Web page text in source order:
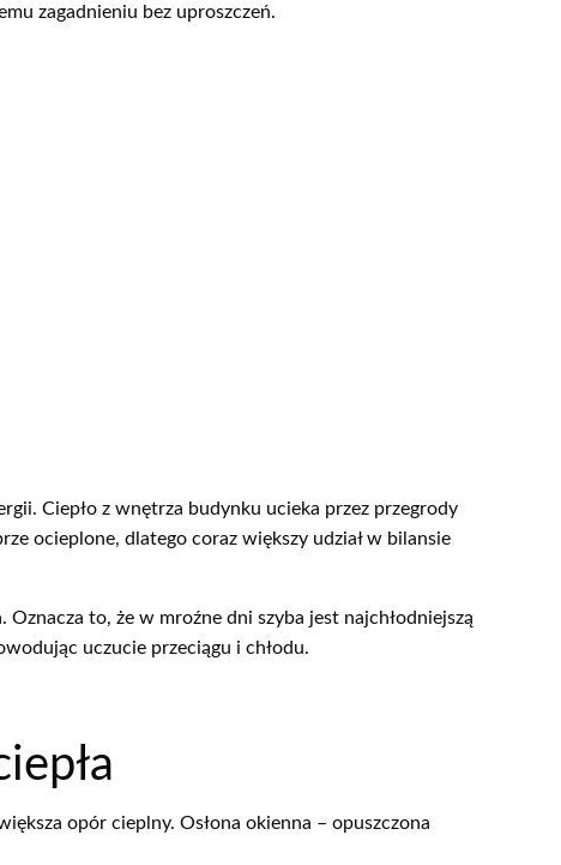
zagadnieniu bez uproszczeń.
Ciepło z wnętrza budynku ucieka przez przegrody
ocieplone, dlatego coraz większy udział w bilansie
to, że w mroźne dni szyba jest najchłodniejszą
uczucie przeciągu i chłodu.
opór cieplny. Osłona okienna – opuszczona